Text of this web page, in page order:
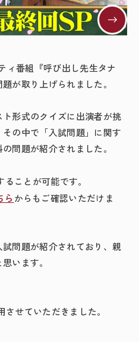
ィ番組『呼び出し先生タナ
が取り上げられました。
形式のクイズに出演者が挑
の中で「入試問題」に関す
問題が紹介されました。
ることが可能です。
ら からもご確認いただけま
問題が紹介されており、親
います。
させていただきました。